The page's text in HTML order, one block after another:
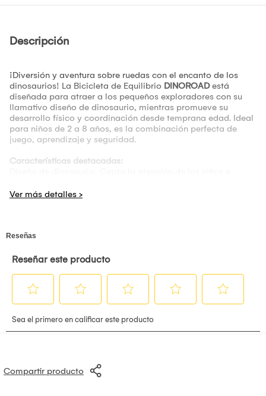
Descripción
¡Diversión y aventura sobre ruedas con el encanto de los
dinosaurios! La Bicicleta de Equilibrio DINOROADestá
diseñada para atraer a los pequeños exploradores con su
llamativo diseño de dinosaurio, mientras promueve su
desarrollo físico y coordinación desde temprana edad. Ideal
para niños de 2 a 8 años, es la combinación perfecta de
juego, aprendizaje y seguridad.
Características destacadas:
nueva aventura.
su diseño amplio brinda mayor estabilidad.
Sarbon y un diseño triangular estable, se minimizan los
Desarrollo de habilidades: Fomenta el equilibrio, la
coordinación y fortalece las piernas, mientras mejora la
observación y la adaptación al entorno. Ideal para compartir
Asiento ajustable: Adaptable al crecimiento del niño para
asegurar su comodidad en cada etapa.
requiriendo un montaje rápido y sencillo.
Estructura resistente: Soporta un peso máximo de 20 kg,
Compartir producto